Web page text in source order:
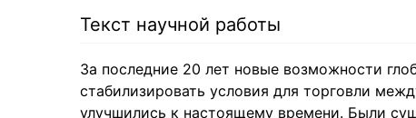
Текст научной работы
За последние 20 лет новые возможности
стабилизировать условия для торговли
улучшились к настоящему времени. Были